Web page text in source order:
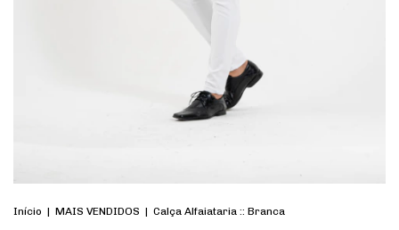
Início | MAIS VENDIDOS | Calça Alfaiataria :: Branca